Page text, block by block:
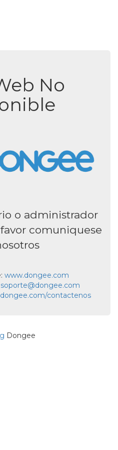
No
o administrador
comuniquese
www.dongee.com
soporte@dongee.com
contactenos
Dongee